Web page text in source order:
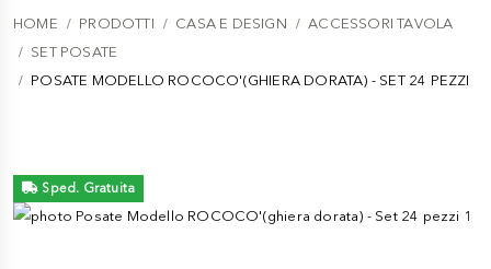
HOME PRODOTTI CASA E DESIGN
ACCESSORI TAVOLA
SET POSATE
POSATE MODELLO ROCOCO'(GHIERA DORATA) - SET 24 PEZZI
Sped. Gratuita